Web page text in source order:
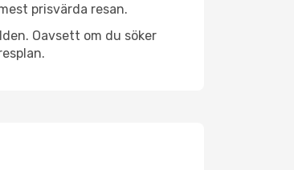
prisvärda resan.
Oavsett om du söker